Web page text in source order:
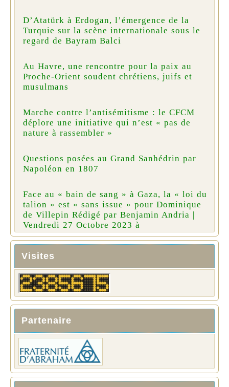
D’Atatürk à Erdogan, l’émergence de la
Turquie sur la scène internationale sous le
regard de Bayram Balci
Au Havre, une rencontre pour la paix au
Proche-Orient soudent chrétiens, juifs et
musulmans
Marche contre l’antisémitisme : le CFCM
déplore une initiative qui n’est « pas de
nature à rassembler »
Questions posées au Grand Sanhédrin par
Napoléon en 1807
Face au « bain de sang » à Gaza, la « loi du
talion » est « sans issue » pour Dominique
de Villepin Rédigé par Benjamin Andria |
Vendredi 27 Octobre 2023 à
Visites
Partenaire